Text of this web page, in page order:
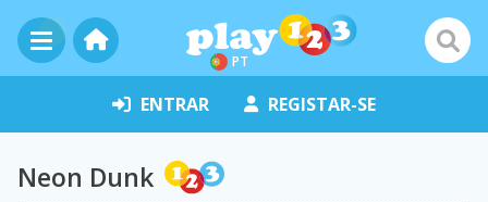
PT
ENTRAR REGISTAR-SE
Neon Dunk